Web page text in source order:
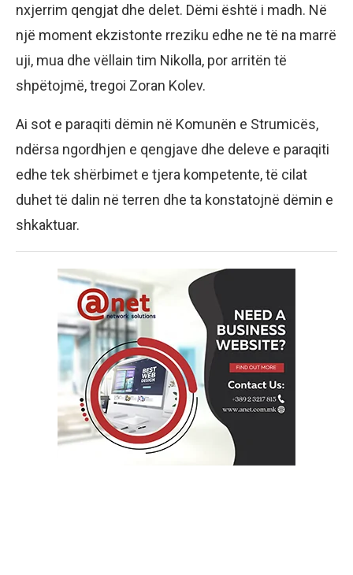
nxjerrim qengjat dhe delet. Dëmi është i madh. Në
një moment ekzistonte rreziku edhe ne të na marrë
uji, mua dhe vëllain tim Nikolla, por arritën të
shpëtojmë, tregoi Zoran Kolev.
Ai sot e paraqiti dëmin në Komunën e Strumicës,
ndërsa ngordhjen e qengjave dhe deleve e paraqiti
edhe tek shërbimet e tjera kompetente, të cilat
duhet të dalin në terren dhe ta konstatojnë dëmin e
shkaktuar.